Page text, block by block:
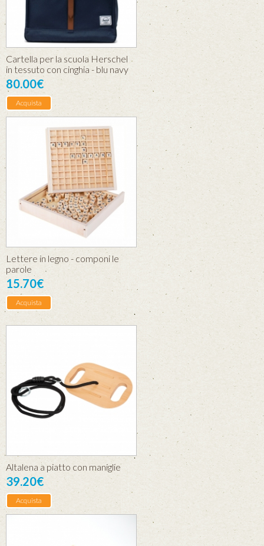
Cartella per la scuola Herschel
in tessuto con cinghia - blu navy
80.00€
Acquista
Lettere in legno - componi le
parole
15.70€
Acquista
Altalena a piatto con maniglie
39.20€
Acquista